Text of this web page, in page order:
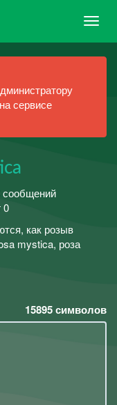
сервисе
сообщений
0
как розыв
mystica, роза
15895символов